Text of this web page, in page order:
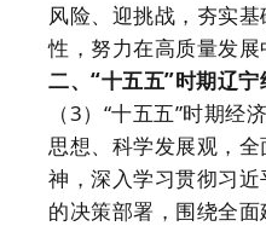
风险、迎挑战，夯实
性，努力在高质量发
二、“十五五”时期辽
（3）“十五五”时期
思想、科学发展观，
神，深入学习贯彻习
的决策部署，围绕全